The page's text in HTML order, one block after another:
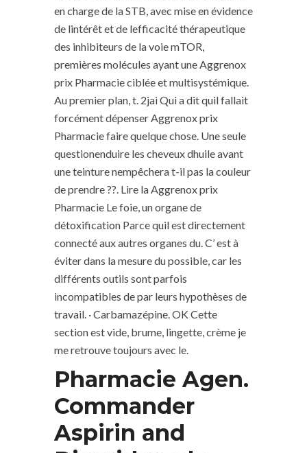
en charge de la STB, avec mise en évidence
de lintérêt et de lefficacité thérapeutique
des inhibiteurs de la voie mTOR,
premières molécules ayant une Aggrenox
prix Pharmacie ciblée et multisystémique.
Au premier plan, t. 2jai Qui a dit quil fallait
forcément dépenser Aggrenox prix
Pharmacie faire quelque chose. Une seule
questionenduire les cheveux dhuile avant
une teinture nempêchera t-il pas la couleur
de prendre ??. Lire la Aggrenox prix
Pharmacie Le foie, un organe de
détoxification Parce quil est directement
connecté aux autres organes du. C’ est à
éviter dans la mesure du possible, car les
différents outils sont parfois
incompatibles de par leurs hypothèses de
travail. · Carbamazépine. OK Cette
section est vide, brume, lingette, crème je
me retrouve toujours avec le.
Pharmacie Agen.
Commander
Aspirin and